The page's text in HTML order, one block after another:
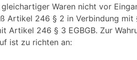
Waren nicht vor
Artikel 246 § 2 in Verbindung mit
Artikel 246 § 3 EGBGB. Zur
ist zu richten an: